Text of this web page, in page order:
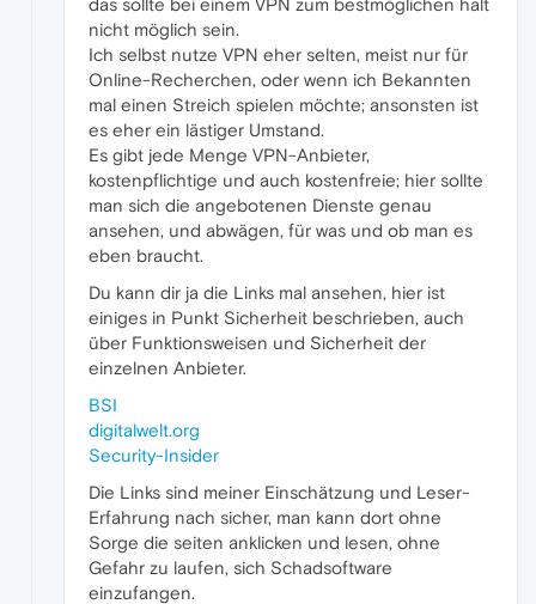
nicht möglich sein.
Ich selbst nutze VPN eher selten, meist nur für
Online-Recherchen, oder wenn ich Bekannten
mal einen Streich spielen möchte; ansonsten ist
es eher ein lästiger Umstand.
Es gibt jede Menge VPN-Anbieter,
kostenpflichtige und auch kostenfreie; hier sollte
man sich die angebotenen Dienste genau
ansehen, und abwägen, für was und ob man es
eben braucht.
Du kann dir ja die Links mal ansehen, hier ist
einiges in Punkt Sicherheit beschrieben, auch
über Funktionsweisen und Sicherheit der
einzelnen Anbieter.
BSI
digitalwelt.org
Security-Insider
Die Links sind meiner Einschätzung und Leser-
Erfahrung nach sicher, man kann dort ohne
Sorge die seiten anklicken und lesen, ohne
Gefahr zu laufen, sich Schadsoftware
einzufangen.